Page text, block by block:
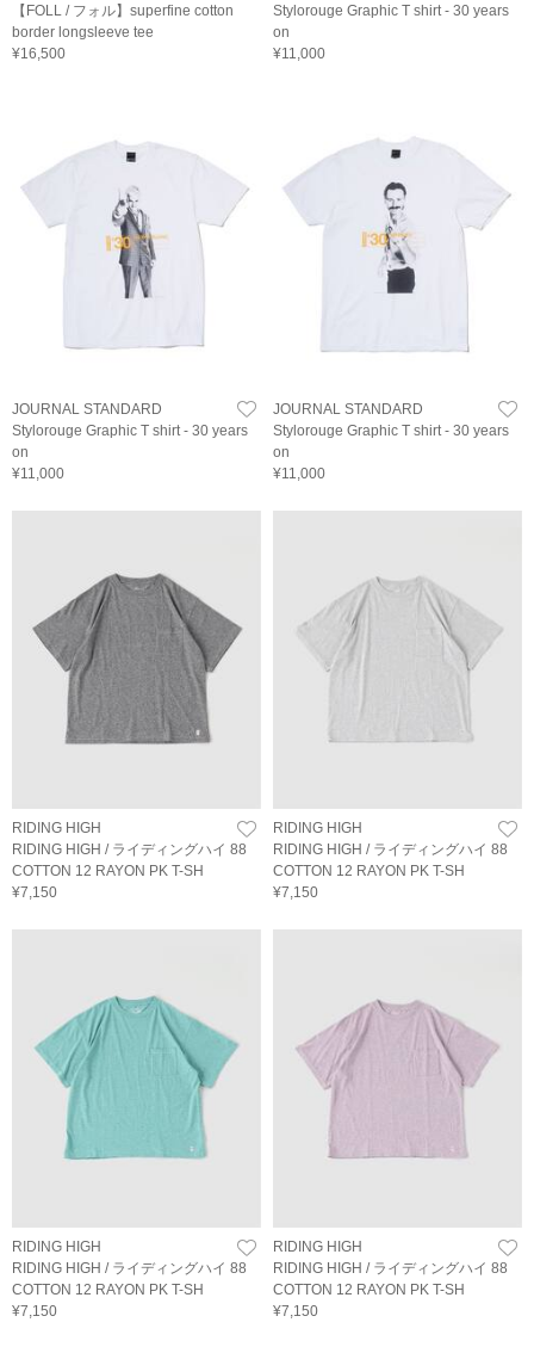
【FOLL / フォル】superfine cotton
border longsleeve tee
¥16,500
Stylorouge Graphic T shirt - 30 years
on
¥11,000
JOURNAL STANDARD
Stylorouge Graphic T shirt - 30 years
on
¥11,000
JOURNAL STANDARD
Stylorouge Graphic T shirt - 30 years
on
¥11,000
RIDING HIGH
RIDING HIGH / ライディングハイ 88
COTTON 12 RAYON PK T-SH
¥7,150
RIDING HIGH
RIDING HIGH / ライディングハイ 88
COTTON 12 RAYON PK T-SH
¥7,150
RIDING HIGH
RIDING HIGH / ライディングハイ 88
COTTON 12 RAYON PK T-SH
¥7,150
RIDING HIGH
RIDING HIGH / ライディングハイ 88
COTTON 12 RAYON PK T-SH
¥7,150